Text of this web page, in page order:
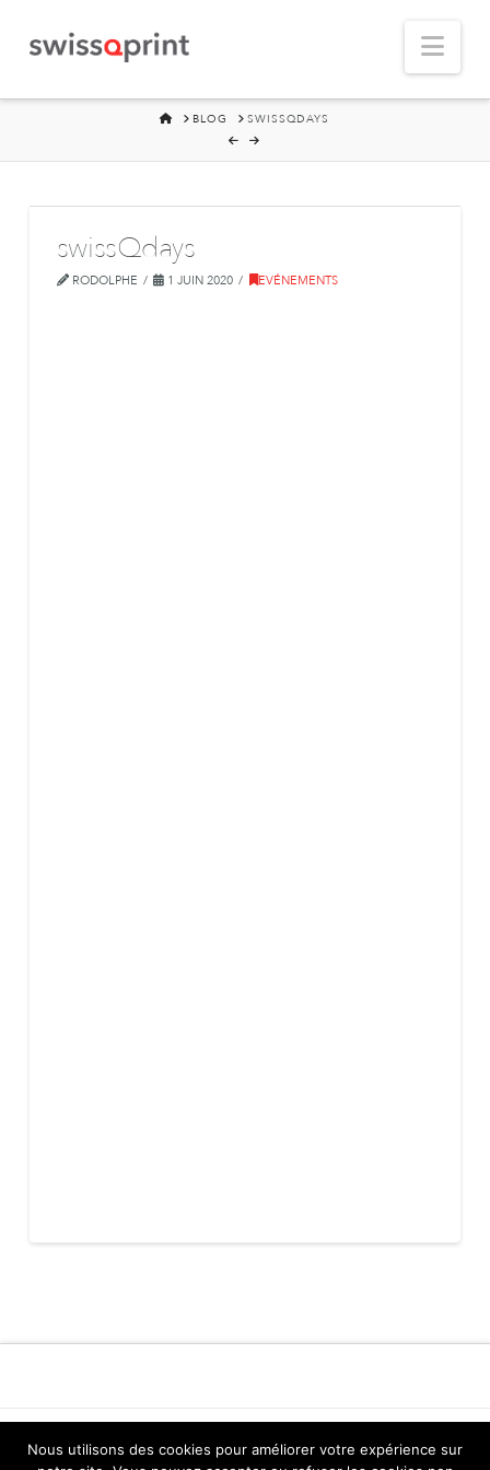
HOMEBLOG SWISSQDAYS
swissQdays
RODOLPHE 1 JUIN 2020 EVÉNEMENTS
PLAN DU SITE
Nous utilisons des cookies pour améliorer votre expérience sur